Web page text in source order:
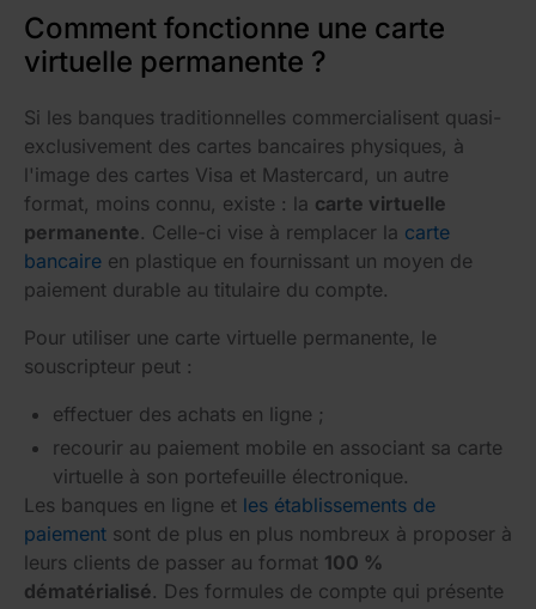
Comment fonctionne une carte
virtuelle permanente ?
Si les banques traditionnelles commercialisent quasi-
exclusivement des cartes bancaires physiques, à
l'image des cartes Visa et Mastercard, un autre
format, moins connu, existe : la carte virtuelle
permanente. Celle-ci vise à remplacer la carte
bancaire en plastique en fournissant un moyen de
paiement durable au titulaire du compte.
Pour utiliser une carte virtuelle permanente, le
souscripteur peut :
effectuer des achats en ligne ;
recourir au paiement mobile en associant sa carte
virtuelle à son portefeuille électronique.
Les banques en ligne et les établissements de
paiement sont de plus en plus nombreux à proposer à
leurs clients de passer au format 100 %
dématérialisé. Des formules de compte qui présente